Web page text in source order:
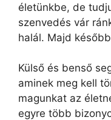
életünkbe, de
szenvedés vár
halál. Majd
Külső és benső
aminek meg kell
magunkat az
egyre több